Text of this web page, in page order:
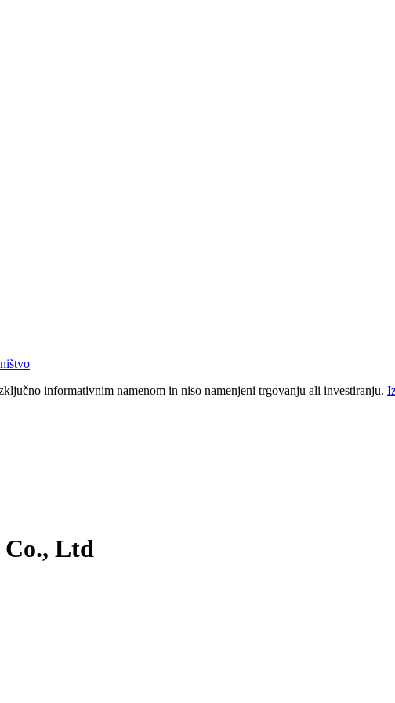
informativnim namenom in niso namenjeni trgovanju ali investiranju.
Co., Ltd